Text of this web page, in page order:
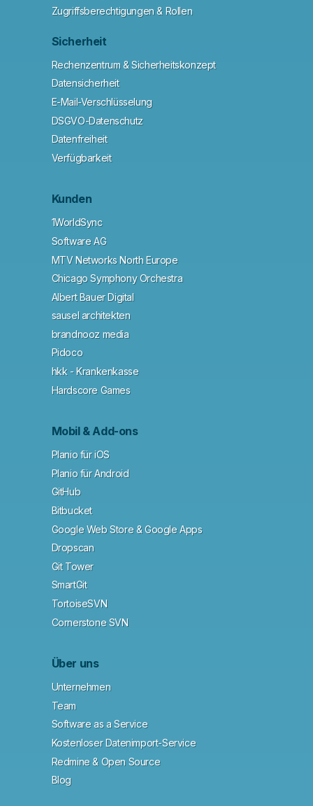
Zugriffsberechtigungen & Rollen
Sicherheit
Rechenzentrum & Sicherheitskonzept
Datensicherheit
E-Mail-Verschlüsselung
DSGVO-Datenschutz
Datenfreiheit
Verfügbarkeit
Kunden
1WorldSync
Software AG
MTV Networks North Europe
Chicago Symphony Orchestra
Albert Bauer Digital
sausel architekten
brandnooz media
Pidoco
hkk - Krankenkasse
Hardscore Games
Mobil & Add-ons
Planio für iOS
Planio für Android
GitHub
Bitbucket
Google Web Store & Google Apps
Dropscan
Git Tower
SmartGit
TortoiseSVN
Cornerstone SVN
Über uns
Unternehmen
Team
Software as a Service
Kostenloser Datenimport-Service
Redmine & Open Source
Blog